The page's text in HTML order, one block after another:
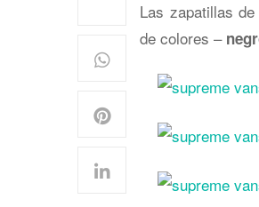
Las zapatillas
de colores –